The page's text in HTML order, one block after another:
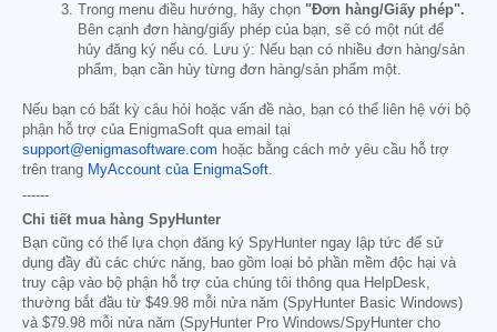
Trong menu điều hướng, hãy chọn "Đơn hàng/Giấy phép".
Bên cạnh đơn hàng/giấy phép của bạn, sẽ có một nút để
hủy đăng ký nếu có. Lưu ý: Nếu bạn có nhiều đơn hàng/sản
phẩm, bạn cần hủy từng đơn hàng/sản phẩm một.
Nếu bạn có bất kỳ câu hỏi hoặc vấn đề nào, bạn có thể liên hệ với bộ
phận hỗ trợ của EnigmaSoft qua email tại
support@enigmasoftware.com hoặc bằng cách mở yêu cầu hỗ trợ
trên trang MyAccount của EnigmaSoft.
------
Chi tiết mua hàng SpyHunter
Bạn cũng có thể lựa chọn đăng ký SpyHunter ngay lập tức để sử
dụng đầy đủ các chức năng, bao gồm loại bỏ phần mềm độc hại và
truy cập vào bộ phận hỗ trợ của chúng tôi thông qua HelpDesk,
thường bắt đầu từ $49.98 mỗi nửa năm (SpyHunter Basic Windows)
và $79.98 mỗi nửa năm (SpyHunter Pro Windows/SpyHunter cho